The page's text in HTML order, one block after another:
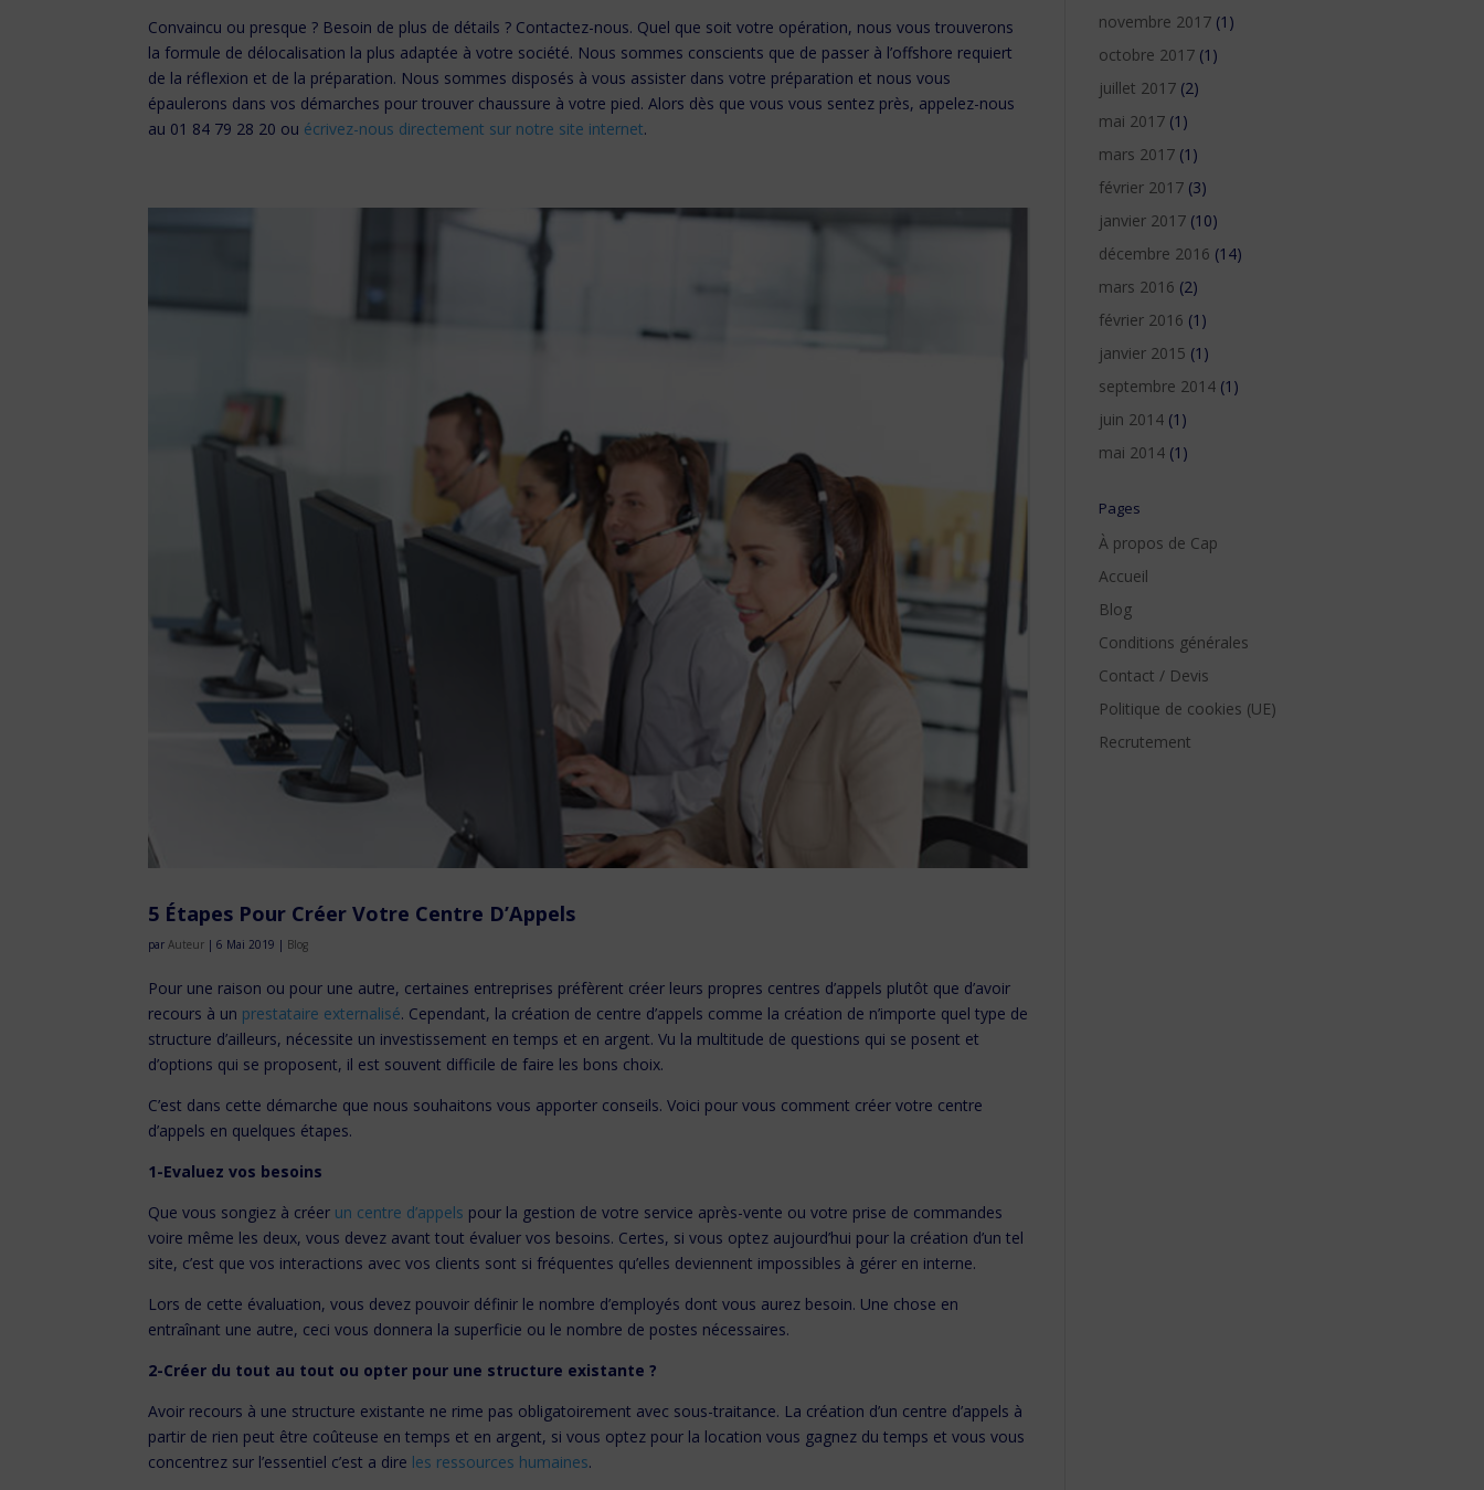
Convaincu ou presque ? Besoin de plus de détails ? Contactez-nous. Quel que soit votre opération, nous vous trouverons
la formule de délocalisation la plus adaptée à votre société. Nous sommes conscients que de passer à l’offshore requiert
de la réflexion et de la préparation. Nous sommes disposés à vous assister dans votre préparation et nous vous
épaulerons dans vos démarches pour trouver chaussure à votre pied. Alors dès que vous vous sentez près, appelez-nous
au 01 84 79 28 20 ou écrivez-nous directement sur notre site internet.
5 Étapes Pour Créer Votre Centre D’Appels
parAuteur |6 Mai 2019 | Blog
Pour une raison ou pour une autre, certaines entreprises préfèrent créer leurs propres centres d’appels plutôt que d’avoir
recours à un prestataire externalisé. Cependant, la création de centre d’appels comme la création de n’importe quel type de
structure d’ailleurs, nécessite un investissement en temps et en argent. Vu la multitude de questions qui se posent et
d’options qui se proposent, il est souvent difficile de faire les bons choix.
C’est dans cette démarche que nous souhaitons vous apporter conseils. Voici pour vous comment créer votre centre
d’appels en quelques étapes.
1-Evaluez vos besoins
Que vous songiez à créer un centre d’appels pour la gestion de votre service après-vente ou votre prise de commandes
voire même les deux, vous devez avant tout évaluer vos besoins. Certes, si vous optez aujourd’hui pour la création d’un tel
site, c’est que vos interactions avec vos clients sont si fréquentes qu’elles deviennent impossibles à gérer en interne.
Lors de cette évaluation, vous devez pouvoir définir le nombre d’employés dont vous aurez besoin. Une chose en
entraînant une autre, ceci vous donnera la superficie ou le nombre de postes nécessaires.
2-Créer du tout au tout ou opter pour une structure existante ?
Avoir recours à une structure existante ne rime pas obligatoirement avec sous-traitance. La création d’un centre d’appels à
partir de rien peut être coûteuse en temps et en argent, si vous optez pour la location vous gagnez du temps et vous vous
concentrez sur l’essentiel c’est a dire les ressources humaines.
novembre 2017(1)
octobre 2017(1)
juillet 2017(2)
mai 2017(1)
mars 2017(1)
février 2017(3)
janvier 2017(10)
décembre 2016 (14)
mars 2016 (2)
février 2016 (1)
janvier 2015 (1)
septembre 2014(1)
juin 2014(1)
mai 2014(1)
Pages
À propos de Cap
Accueil
Blog
Conditions générales
Contact / Devis
Politique de cookies (UE)
Recrutement